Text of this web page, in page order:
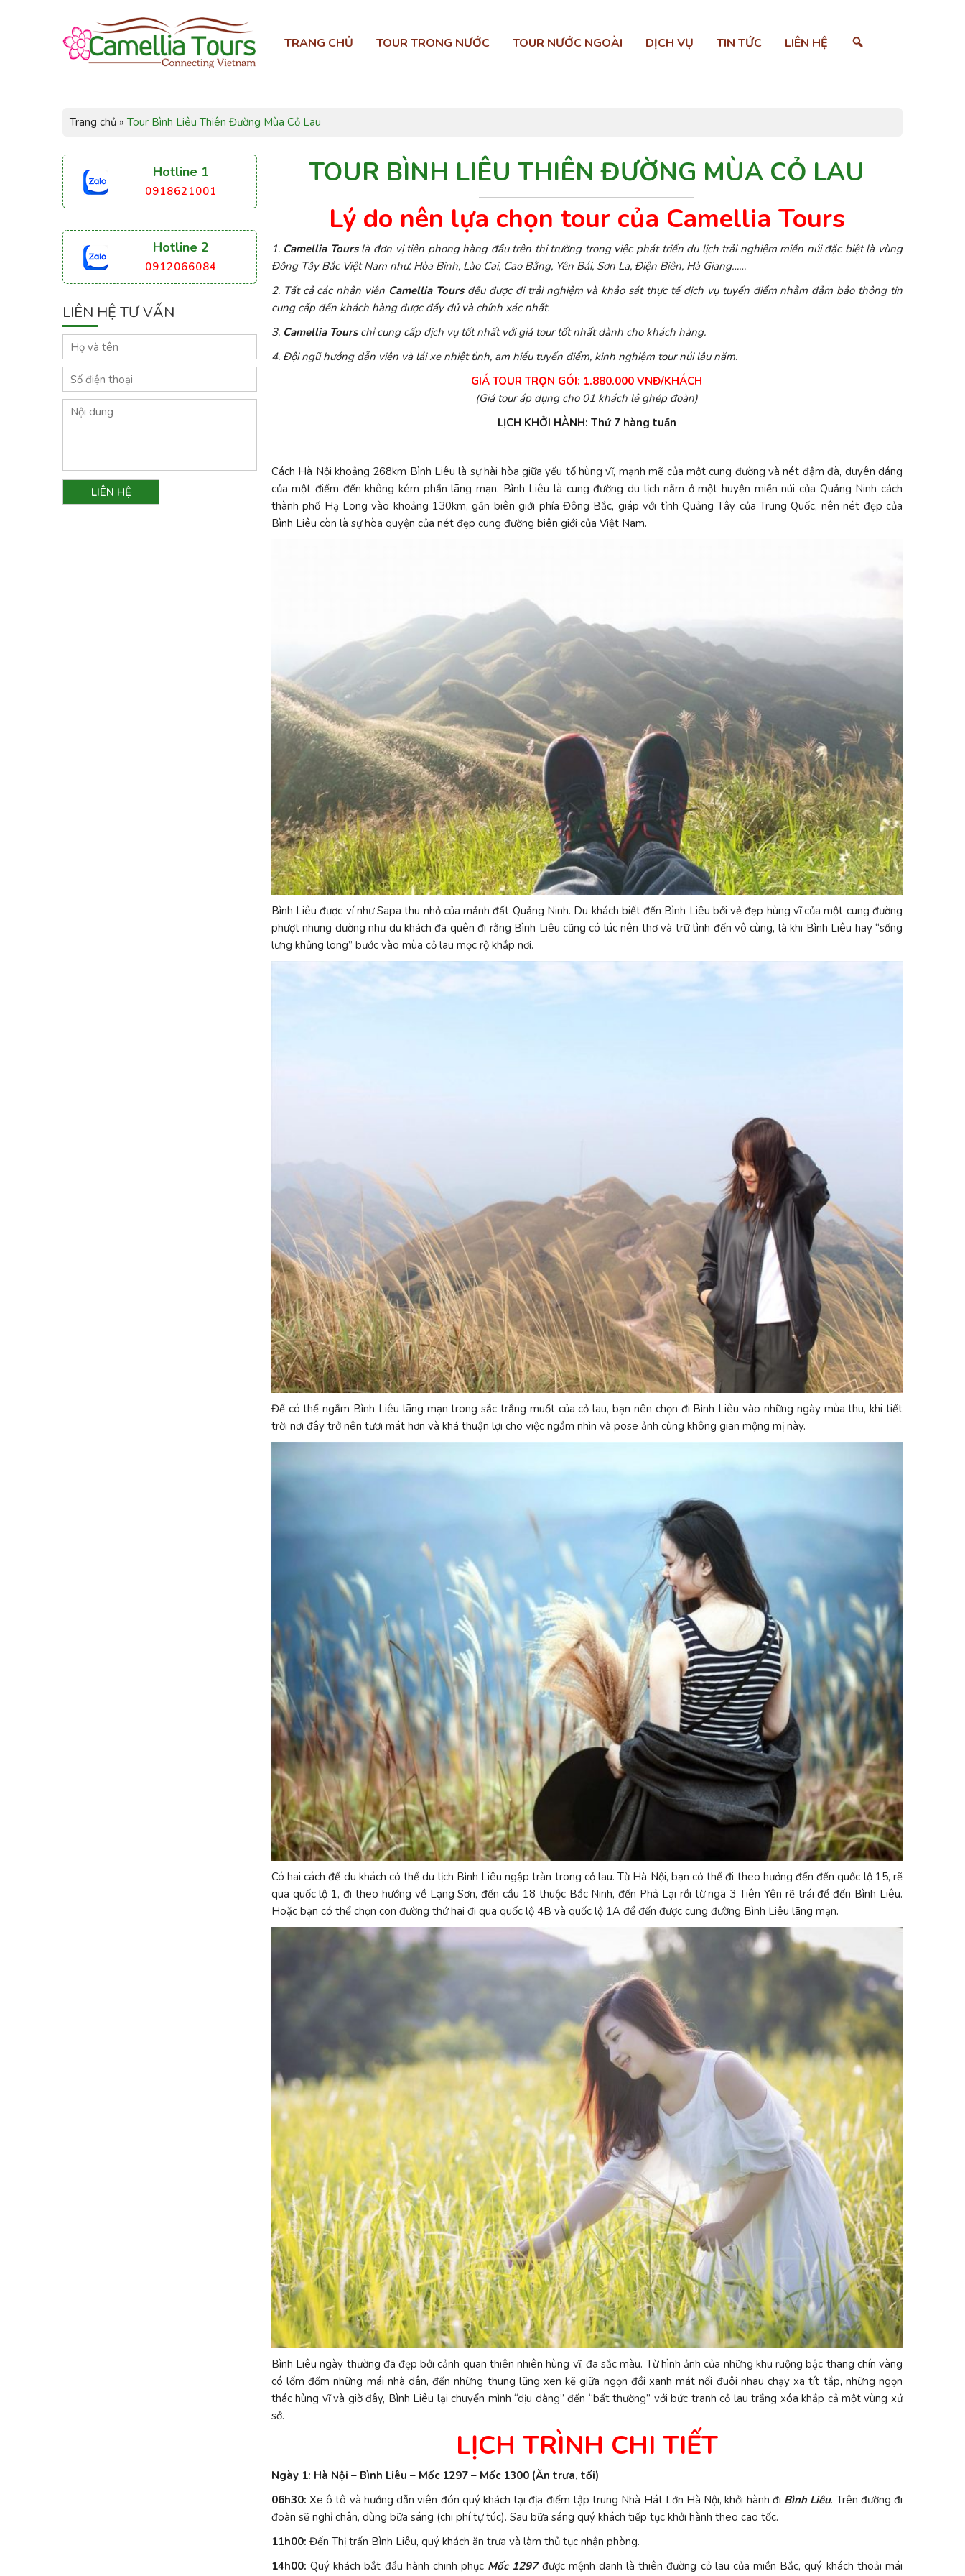
TRANG CHỦ TOUR TRONG NƯỚC TOUR NƯỚC NGOÀI DỊCH VỤ TIN TỨC LIÊN HỆ
Trang chủ » Tour Bình Liêu Thiên Đường Mùa Cỏ Lau
TOUR BÌNH LIÊU THIÊN ĐƯỜNG MÙA CỎ LAU
Lý do nên lựa chọn tour của Camellia Tours
1. Camellia Tourslà đơn vị tiên phong hàng đầu trên thị trường trong việc phát triển du lịch trải nghiệm miền núi đặc biệt là vùng
Đông Tây Bắc Việt Nam như: Hòa Binh, Lào Cai, Cao Bằng, Yên Bái, Sơn La, Điện Biên, Hà Giang……
2. Tất cả các nhân viên Camellia Toursđều được đi trải nghiệm và khảo sát thực tế dịch vụ tuyến điểm nhằm đảm bảo thông tin
cung cấp đến khách hàng được đầy đủ và chính xác nhất.
3. Camellia Tourschỉ cung cấp dịch vụ tốt nhất với giá tour tốt nhất dành cho khách hàng.
4. Đội ngũ hướng dẫn viên và lái xe nhiệt tình, am hiểu tuyến điểm, kinh nghiệm tour núi lâu năm.
GIÁ TOUR TRỌN GÓI: 1.880.000 VNĐ/KHÁCH
(Giá tour áp dụng cho 01 khách lẻ ghép đoàn)
LỊCH KHỞI HÀNH: Thứ 7 hàng tuần
Cách Hà Nội khoảng 268km Bình Liêu là sự hài hòa giữa yếu tố hùng vĩ, mạnh mẽ của một cung đường và nét đậm đà, duyên dáng
của một điểm đến không kém phần lãng mạn. Bình Liêu là cung đường du lịch nằm ở một huyện miền núi của Quảng Ninh cách
thành phố Hạ Long vào khoảng 130km, gần biên giới phía Đông Bắc, giáp với tỉnh Quảng Tây của Trung Quốc, nên nét đẹp của
Bình Liêu còn là sự hòa quyện của nét đẹp cung đường biên giới của Việt Nam.
Bình Liêu được ví như Sapa thu nhỏ của mảnh đất Quảng Ninh. Du khách biết đến Bình Liêu bởi vẻ đẹp hùng vĩ của một cung đường
phượt nhưng dường như du khách đã quên đi rằng Bình Liêu cũng có lúc nên thơ và trữ tình đến vô cùng, là khi Bình Liêu hay “sống
lưng khủng long” bước vào mùa cỏ lau mọc rộ khắp nơi.
Để có thể ngắm Bình Liêu lãng mạn trong sắc trắng muốt của cỏ lau, bạn nên chọn đi Bình Liêu vào những ngày mùa thu, khi tiết
trời nơi đây trở nên tươi mát hơn và khá thuận lợi cho việc ngắm nhìn và pose ảnh cùng không gian mộng mị này.
Có hai cách để du khách có thể du lịch Bình Liêu ngập tràn trong cỏ lau. Từ Hà Nội, bạn có thể đi theo hướng đến đến quốc lộ 15, rẽ
qua quốc lộ 1, đi theo hướng về Lạng Sơn, đến cầu 18 thuộc Bắc Ninh, đến Phả Lại rồi từ ngã 3 Tiên Yên rẽ trái để đến Bình Liêu.
Hoặc bạn có thể chọn con đường thứ hai đi qua quốc lộ 4B và quốc lộ 1A để đến được cung đường Bình Liêu lãng mạn.
Bình Liêu ngày thường đã đẹp bởi cảnh quan thiên nhiên hùng vĩ, đa sắc màu. Từ hình ảnh của những khu ruộng bậc thang chín vàng
có lốm đốm những mái nhà dân, đến những thung lũng xen kẽ giữa ngọn đồi xanh mát nối đuôi nhau chạy xa tít tắp, những ngọn
thác hùng vĩ và giờ đây, Bình Liêu lại chuyển mình “dịu dàng” đến “bất thường” với bức tranh cỏ lau trắng xóa khắp cả một vùng xứ
sở.
LỊCH TRÌNH CHI TIẾT
Ngày 1: Hà Nội – Bình Liêu – Mốc 1297 – Mốc 1300 (Ăn trưa, tối)
06h30:Xe ô tô và hướng dẫn viên đón quý khách tại địa điểm tập trung Nhà Hát Lớn Hà Nội, khởi hành đi Bình Liêu. Trên đường đi
đoàn sẽ nghỉ chân, dùng bữa sáng (chi phí tự túc). Sau bữa sáng quý khách tiếp tục khởi hành theo cao tốc.
11h00: Đến Thị trấn Bình Liêu, quý khách ăn trưa và làm thủ tục nhận phòng.
14h00: Quý khách bắt đầu hành chinh phục Mốc 1297 được mệnh danh là thiên đường cỏ lau của miền Bắc, quý khách thoải mái
Hotline 1
0918621001
Hotline 2
0912066084
LIÊN HỆ TƯ VẤN